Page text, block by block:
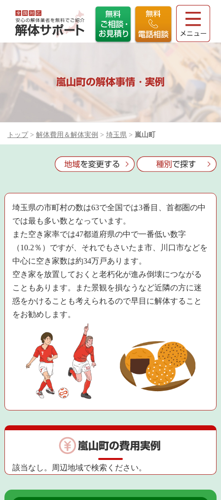
嵐山町の解体事情・実例
トップ > 解体費用＆解体実例 > 埼玉県 > 嵐山町
埼玉県の市町村の数は63で全国では3番目、首都圏の中
では最も多い数となっています。
また空き家率では47都道府県の中で一番低い数字
（10.2％）ですが、それでもさいたま市、川口市などを
中心に空き家数は約34万戸あります。
空き家を放置しておくと老朽化が進み倒壊につながる
こともあります。また景観を損なうなど近隣の方に迷
惑をかけることも考えられるので早目に解体すること
をお勧めします。
嵐山町の費用実例
該当なし。周辺地域で検索ください。